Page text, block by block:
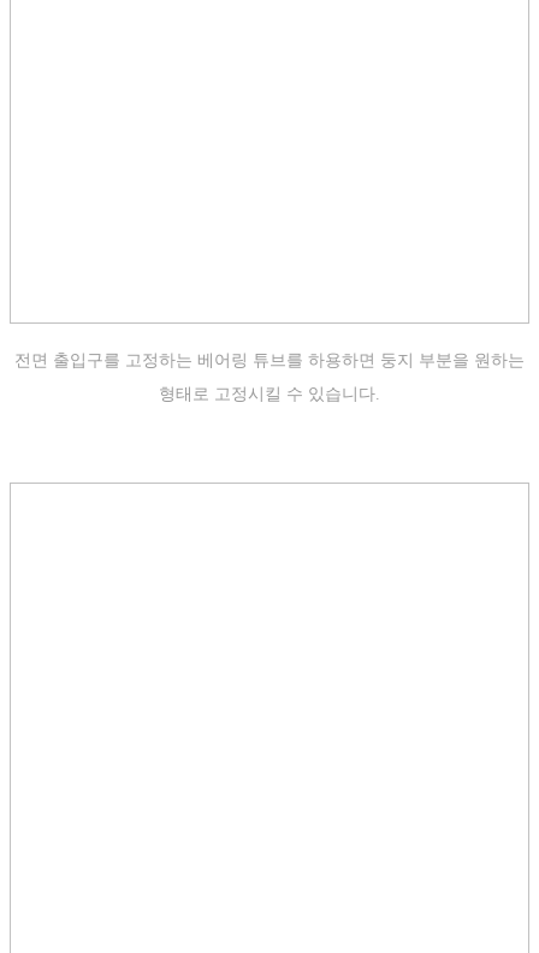
전면 출입구를 고정하는 베어링 튜브를 하용하면 둥지 부분을 원하는
형태로 고정시킬 수 있습니다.